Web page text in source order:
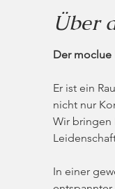
Über
Der moclue
Er ist ein
nicht nur
Wir bringen
In einer